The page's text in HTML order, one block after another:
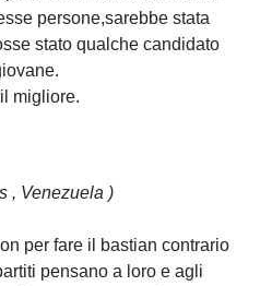
persone,sarebbe stata
stato qualche candidato
migliore.
, Venezuela )
per fare il bastian contrario
pensano a loro e agli